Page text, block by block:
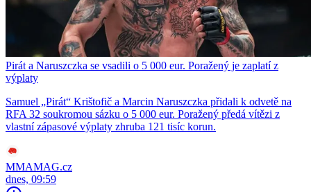
Pirát a Naruszczka se vsadili o 5 000 eur. Poražený je zaplatí z
výplaty
Samuel „Pirát“ Krištofič a Marcin Naruszczka přidali k odvetě na
RFA 32 soukromou sázku o 5 000 eur. Poražený předá vítězi z
vlastní zápasové výplaty zhruba 121 tisíc korun.
MMAMAG.cz
dnes, 09:59